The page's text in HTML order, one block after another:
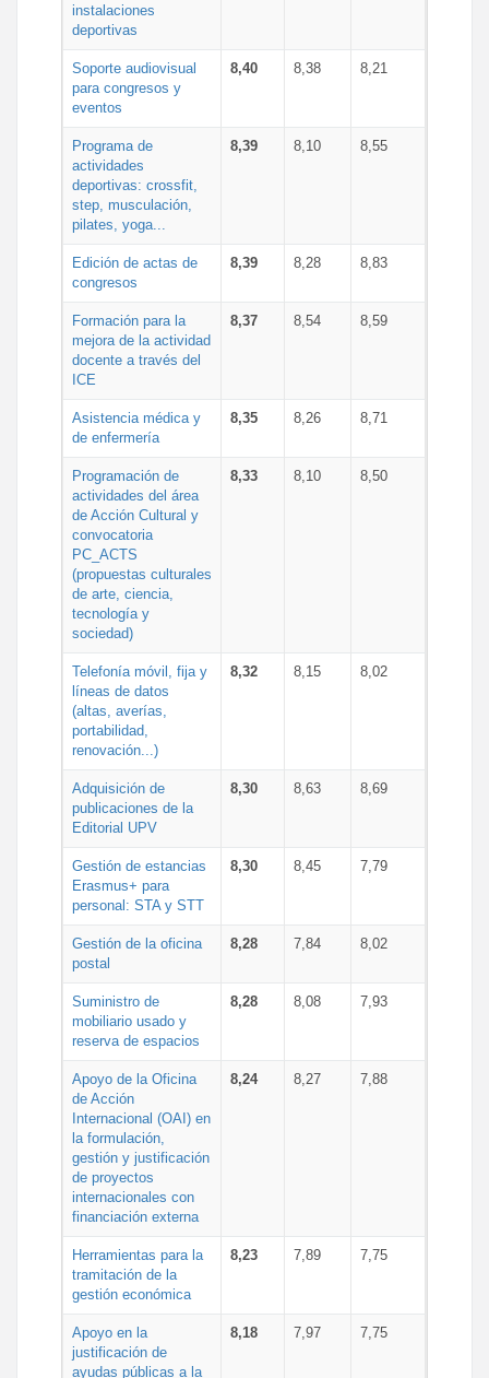
instalaciones
deportivas
Soporte audiovisual
para congresos y
eventos
8,40 8,38 8,21
Programa de
actividades
deportivas: crossfit,
step, musculación,
pilates, yoga...
8,39 8,10 8,55
Edición de actas de
congresos
8,39 8,28 8,83
Formación para la
mejora de la actividad
docente a través del
ICE
8,37 8,54 8,59
Asistencia médica y
de enfermería
8,35 8,26 8,71
Programación de
actividades del área
de Acción Cultural y
convocatoria
PC_ACTS
(propuestas culturales
de arte, ciencia,
tecnología y
sociedad)
8,33 8,10 8,50
Telefonía móvil, fija y
líneas de datos
(altas, averías,
portabilidad,
renovación...)
8,32 8,15 8,02
Adquisición de
publicaciones de la
Editorial UPV
8,30 8,63 8,69
Gestión de estancias
Erasmus+ para
personal: STA y STT
8,30 8,45 7,79
Gestión de la oficina
postal
8,28 7,84 8,02
Suministro de
mobiliario usado y
reserva de espacios
8,28 8,08 7,93
Apoyo de la Oficina
de Acción
Internacional (OAI) en
la formulación,
gestión y justificación
de proyectos
internacionales con
financiación externa
8,24 8,27 7,88
Herramientas para la
tramitación de la
gestión económica
8,23 7,89 7,75
Apoyo en la
justificación de
ayudas públicas a la
8,18 7,97 7,75